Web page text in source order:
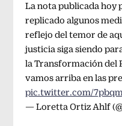
La nota publicada hoy
replicado algunos
reflejo del temor de
justicia siga siendo
la Transformación del
vamos arriba en las
pic.twitter.com/
— Loretta Ortiz Ahlf